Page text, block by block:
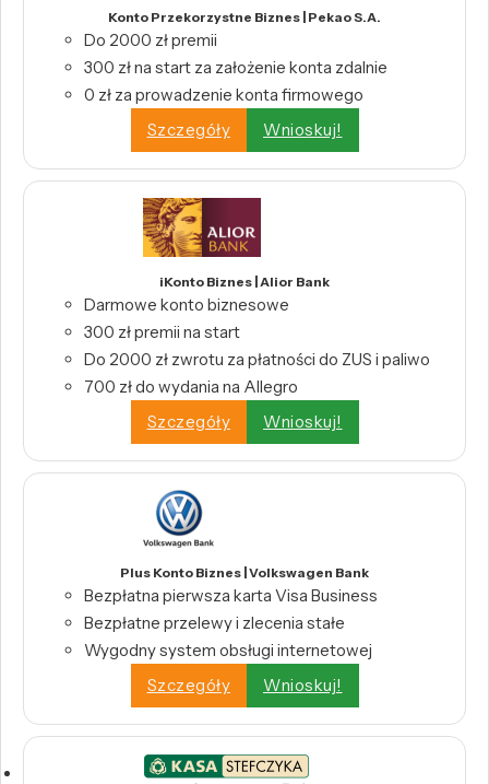
Konto Przekorzystne Biznes | Pekao S.A.
Do 2000 zł premii
300 zł na start za założenie konta zdalnie
0 zł za prowadzenie konta firmowego
Szczegóły
Wnioskuj!
iKonto Biznes | Alior Bank
Darmowe konto biznesowe
300 zł premii na start
Do 2000 zł zwrotu za płatności do ZUS i paliwo
700 zł do wydania na Allegro
Szczegóły
Wnioskuj!
Plus Konto Biznes | Volkswagen Bank
Bezpłatna pierwsza karta Visa Business
Bezpłatne przelewy i zlecenia stałe
Wygodny system obsługi internetowej
Szczegóły
Wnioskuj!